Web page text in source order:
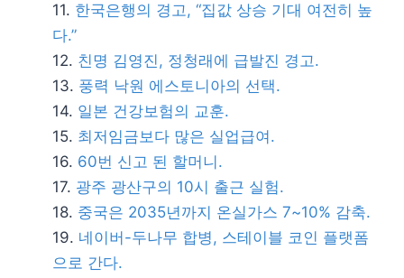
한국은행의 경고, “집값 상승 기대 여전히 높
다.”
친명 김영진, 정청래에 급발진 경고.
풍력 낙원 에스토니아의 선택.
일본 건강보험의 교훈.
최저임금보다 많은 실업급여.
60번 신고 된 할머니.
광주 광산구의 10시 출근 실험.
중국은 2035년까지 온실가스 7~10% 감축.
네이버-두나무 합병, 스테이블 코인 플랫폼
으로 간다.